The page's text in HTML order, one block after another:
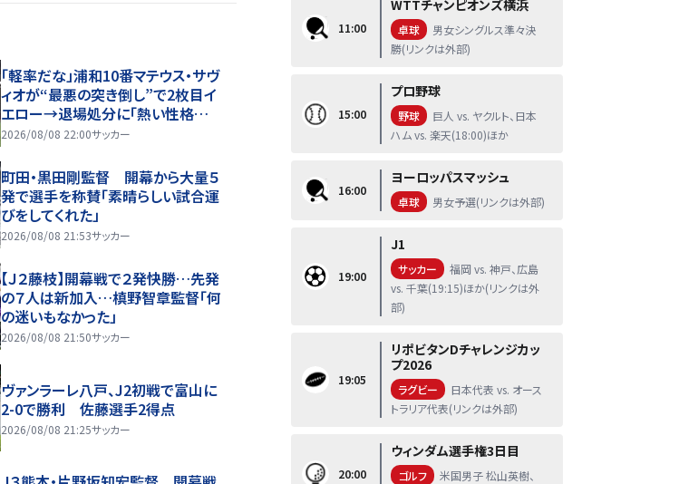
「軽率だな」浦和10番マテウス・サヴ
ィオが“最悪の突き倒し”で2枚目イ
エロー→退場処分に「熱い性格が
裏目に出たか」
2026/08/08 22:00サッカー
町田・黒田剛監督 開幕から大量５
発で選手を称賛「素晴らしい試合運
びをしてくれた」
2026/08/08 21:53サッカー
【Ｊ２藤枝】開幕戦で２発快勝…先発
の７人は新加入…槙野智章監督「何
の迷いもなかった」
2026/08/08 21:50サッカー
ヴァンラーレ八戸、J2初戦で富山に
2-0で勝利 佐藤選手2得点
2026/08/08 21:25サッカー
11:00
WTTチャンピオンズ横浜
卓球
男女シングルス準々決
勝(リンクは外部)
15:00
プロ野球
野球
巨人 vs. ヤクルト、日本
ハム vs. 楽天(18:00)ほか
16:00
ヨーロッパスマッシュ
卓球 男女予選(リンクは外部)
19:00
J1
サッカー
福岡 vs. 神戸、広島
vs. 千葉(19:15)ほか(リンクは外
部)
19:05
リポビタンDチャレンジカッ
プ2026
ラグビー
日本代表 vs. オース
トラリア代表(リンクは外部)
20:00
ウィンダム選手権3日目
ゴルフ
米国男子 松山英樹、